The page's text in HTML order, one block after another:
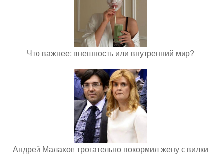
Что важнее: внешность или внутренний мир?
Андрей Малахов трогательно покормил жену с вилки